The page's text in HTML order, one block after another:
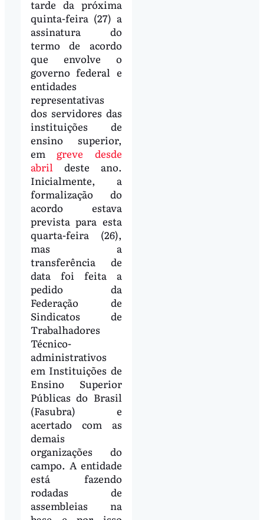
tarde da próxima
quinta-feira (27) a
assinatura do
termo de acordo
que envolve o
governo federal e
entidades
representativas
dos servidores das
instituições de
ensino superior,
em greve desde
abril deste ano.
Inicialmente, a
formalização do
acordo estava
prevista para esta
quarta-feira (26),
mas a
transferência de
data foi feita a
pedido da
Federação de
Sindicatos de
Trabalhadores
Técnico-
administrativos
em Instituições de
Ensino Superior
Públicas do Brasil
(Fasubra) e
acertado com as
demais
organizações do
campo. A entidade
está fazendo
rodadas de
assembleias na